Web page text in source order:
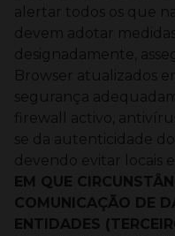
alertar todos os que
devem adotar
designadamente,
Browser atualizados
segurança
firewall activo,
se da autenticidade
devendo evitar locais
EM QUE
COMUNICAÇÃO DE
ENTIDADES